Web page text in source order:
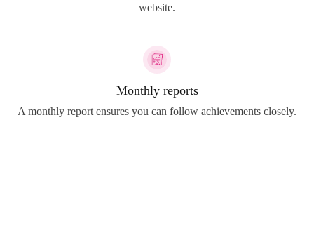
website.
Monthly reports
A monthly report ensures you can follow achievements closely.